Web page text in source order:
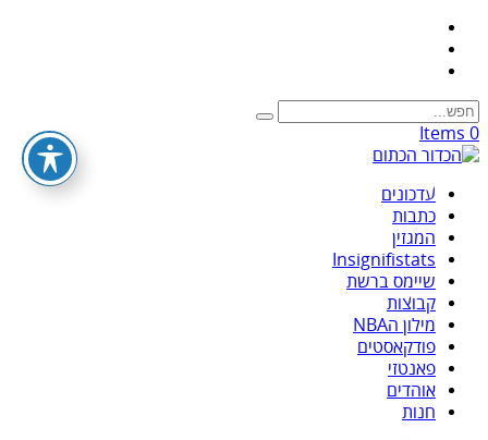
0 Items
עדכונים
כתבות
המגזין
Insignifistats
שיימס ברשת
קבוצות
מילון הNBA
פודקאסטים
פאנטזי
אוהדים
חנות